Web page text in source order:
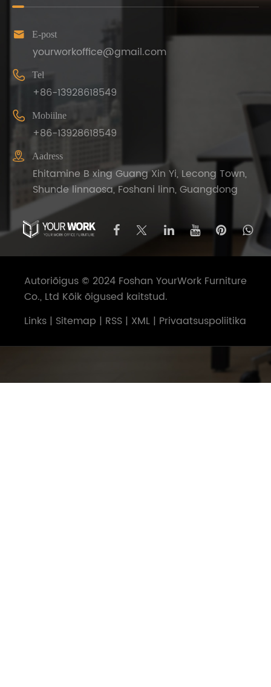
 E-post
yourworkoffice@gmail.com
 Tel
+86-13928618549
 Mobiilne
+86-13928618549
 Aadress
Ehitamine B xing Guang Xin Yi, Lecong Town,
Shunde linnaosa, Foshani linn, Guangdong
Autoriõigus © 2024 Foshan YourWork Furniture
Co., Ltd Kõik õigused kaitstud.
Links | Sitemap | RSS | XML | Privaatsuspoliitika